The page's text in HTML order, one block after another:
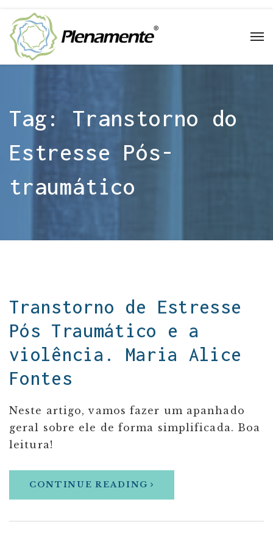
Tag: Transtorno do
Estresse Pós-
traumático
Transtorno de Estresse
Pós Traumático e a
violência. Maria Alice
Fontes
Neste artigo, vamos fazer um apanhado
geral sobre ele de forma simplificada. Boa
leitura!
CONTINUE READING